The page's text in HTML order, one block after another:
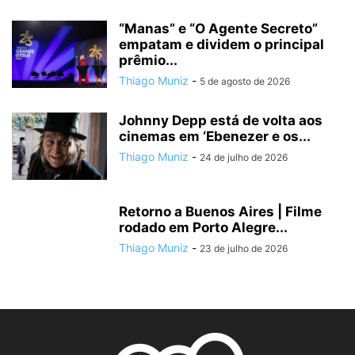
“Manas” e “O Agente Secreto”
empatam e dividem o principal
prêmio...
Thiago Muniz - 5 de agosto de 2026
Johnny Depp está de volta aos
cinemas em ‘Ebenezer e os...
Thiago Muniz - 24 de julho de 2026
Retorno a Buenos Aires | Filme
rodado em Porto Alegre...
Thiago Muniz - 23 de julho de 2026